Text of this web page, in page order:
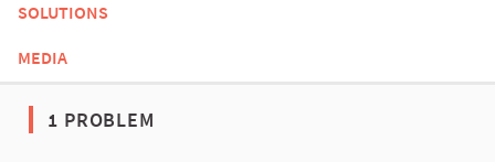
SOLUTIONS
MEDIA
1 PROBLEM